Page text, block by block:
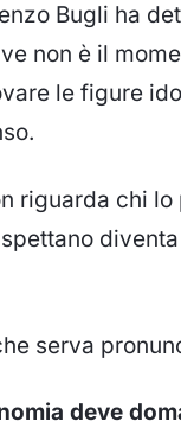
Bugli ha
non è il
le figure
riguarda chi
serva
deve